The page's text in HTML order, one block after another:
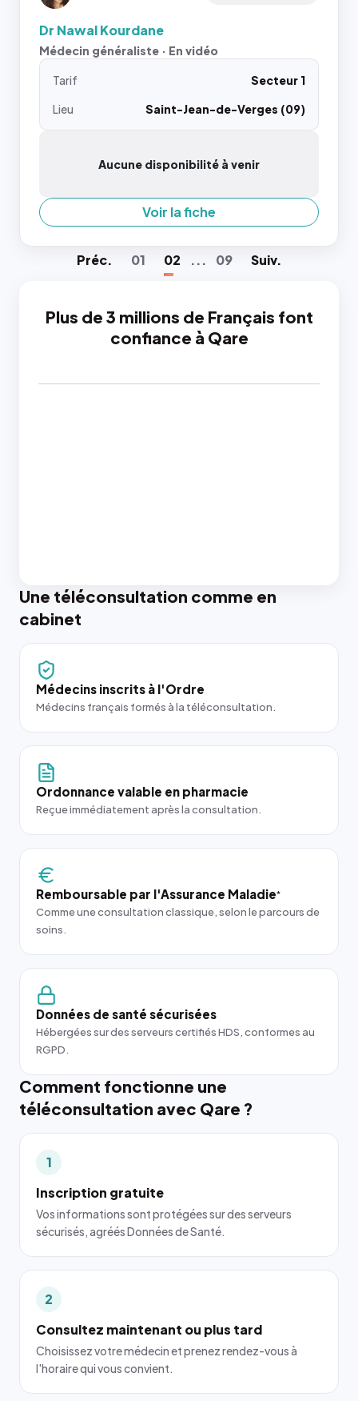
Dr Nawal Kourdane
Médecin généraliste · En vidéo
Tarif
Secteur 1
Lieu
Saint-Jean-de-Verges (09)
Aucune disponibilité à venir
Voir la fiche
Préc. 01 02 ... 09 Suiv.
Plus de 3 millions de Français font
confiance à Qare
Une téléconsultation comme en
cabinet
Médecins inscrits à l'Ordre
Médecins français formés à la téléconsultation.
Ordonnance valable en pharmacie
Reçue immédiatement après la consultation.
Remboursable par l'Assurance Maladie*
Comme une consultation classique, selon le parcours de
soins.
Données de santé sécurisées
Hébergées sur des serveurs certifiés HDS, conformes au
RGPD.
Comment fonctionne une
téléconsultation avec Qare ?
1
Inscription gratuite
Vos informations sont protégées sur des serveurs
sécurisés, agréés Données de Santé.
2
Consultez maintenant ou plus tard
Choisissez votre médecin et prenez rendez-vous à
l'horaire qui vous convient.